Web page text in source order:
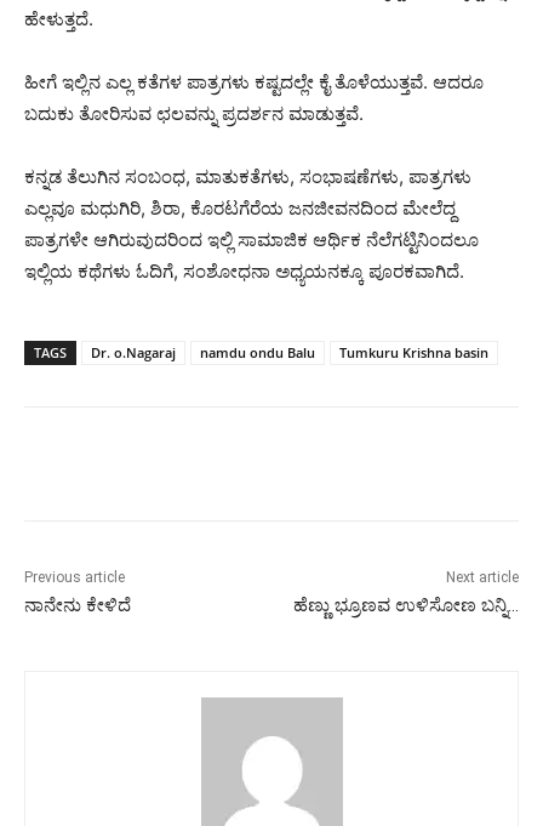
ಹೇಳುತ್ತದೆ.
ಹೀಗೆ ಇಲ್ಲಿನ ಎಲ್ಲ ಕತೆಗಳ ಪಾತ್ರಗಳು ಕಷ್ಟದಲ್ಲೇ ಕೈ ತೊಳೆಯುತ್ತವೆ. ಆದರೂ
ಬದುಕು ತೋರಿಸುವ ಛಲವನ್ನು ಪ್ರದರ್ಶನ ಮಾಡುತ್ತವೆ.
ಕನ್ನಡ ತೆಲುಗಿನ ಸಂಬಂಧ, ಮಾತುಕತೆಗಳು, ಸಂಭಾಷಣೆಗಳು, ಪಾತ್ರಗಳು
ಎಲ್ಲವೂ ಮಧುಗಿರಿ, ಶಿರಾ, ಕೊರಟಗೆರೆಯ ಜನಜೀವನದಿಂದ ಮೇಲೆದ್ದ
ಪಾತ್ರಗಳೇ ಆಗಿರುವುದರಿಂದ ಇಲ್ಲಿ ಸಾಮಾಜಿಕ ಆರ್ಥಿಕ ನೆಲೆಗಟ್ಟಿನಿಂದಲೂ
ಇಲ್ಲಿಯ ಕಥೆಗಳು ಓದಿಗೆ, ಸಂಶೋಧನಾ ಅಧ್ಯಯನಕ್ಕೂ ಪೂರಕವಾಗಿದೆ.
TAGS Dr. o.Nagaraj namdu ondu Balu Tumkuru Krishna basin
Previous article
ನಾನೇನು ಕೇಳಿದೆ
Next article
ಹೆಣ್ಣು ಭ್ರೂಣವ ಉಳಿಸೋಣ ಬನ್ನಿ…